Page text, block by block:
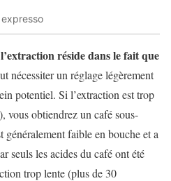
expresso
réside dans le fait que
nécessiter un réglage légèrement
potentiel. Si l’extraction est trop
vous obtiendrez un café sous-
généralement faible en bouche et a
seuls les acides du café ont été
trop lente (plus de 30